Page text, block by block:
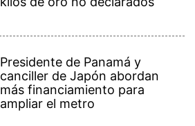
Presidente de Panamá y
canciller de Japón abordan
más financiamiento para
ampliar el metro